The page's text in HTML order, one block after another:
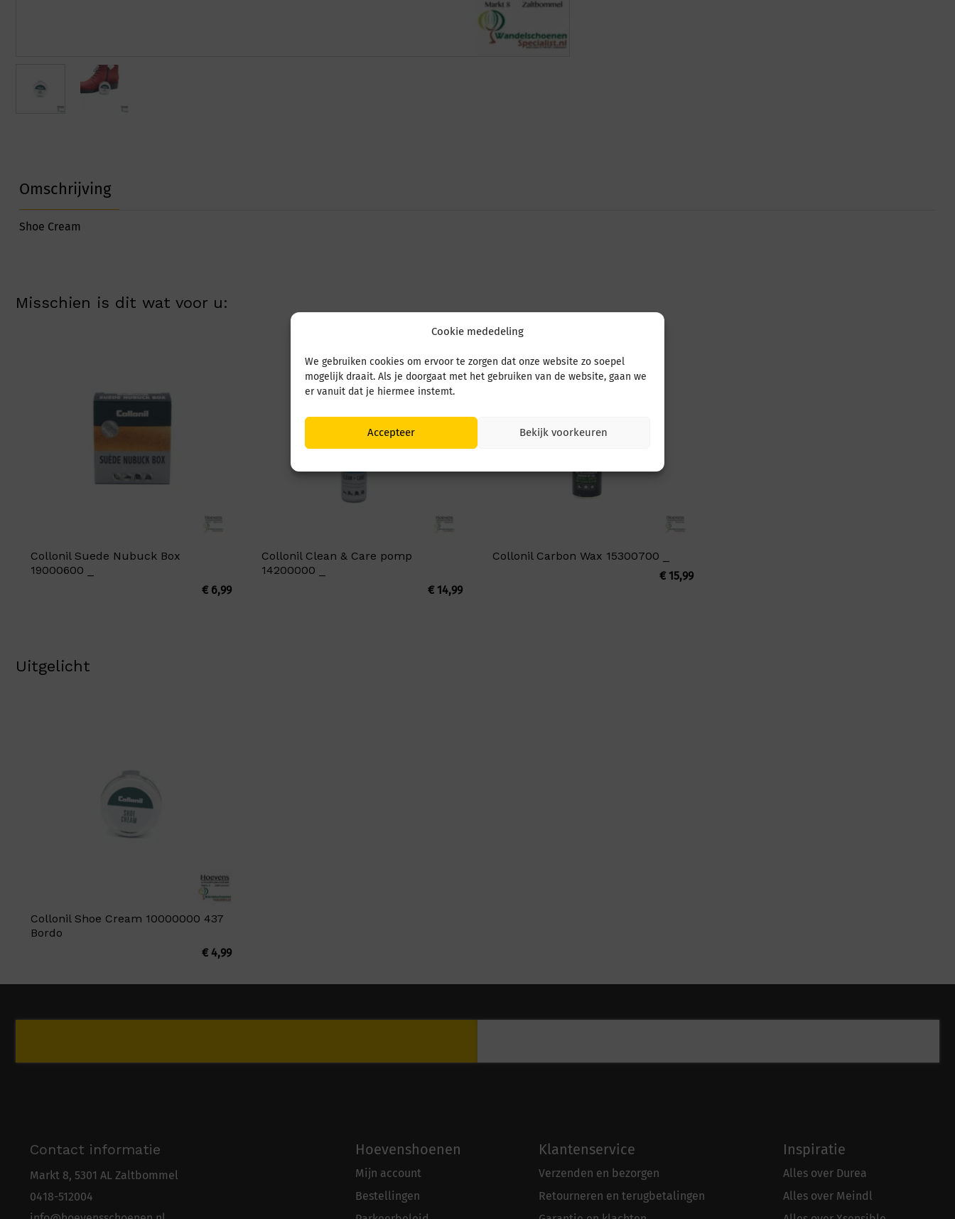
Cookie mededeling
We gebruiken cookies om ervoor te zorgen dat onze website zo soepel
mogelijk draait. Als je doorgaat met het gebruiken van de website, gaan we
er vanuit dat je hiermee instemt.
Accepteer Bekijk voorkeuren
Omschrijving
Shoe Cream
Misschien is dit wat voor u:
Collonil Suede Nubuck Box
19000600 _
€6,99
Collonil Clean & Care pomp
14200000 _
€14,99
Collonil Carbon Wax 15300700 _
€15,99
Uitgelicht
Collonil Shoe Cream 10000000 437
Bordo
€4,99
Contact informatie
Markt 8, 5301 AL Zaltbommel
0418-512004
Hoevenshoenen
Mijn account
Bestellingen
Klantenservice
Verzenden en bezorgen
Retourneren en terugbetalingen
Inspiratie
Alles over Durea
Alles over Meindl